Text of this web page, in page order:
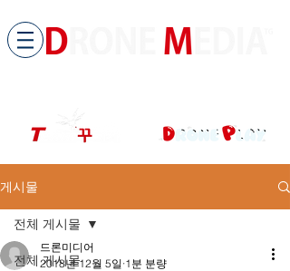
게시물
전체 게시물
전체 게시물
드론미디어
2018년 12월 5일 1분 분량